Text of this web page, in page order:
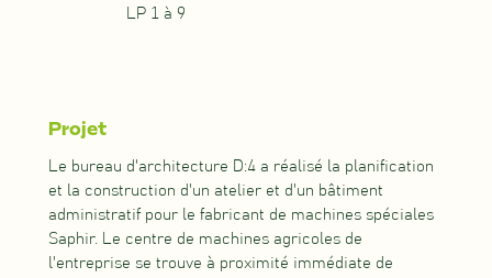
LP 1 à 9
Projet
Le bureau d'architecture D:4 a réalisé la planification
et la construction d'un atelier et d'un bâtiment
administratif pour le fabricant de machines spéciales
Saphir. Le centre de machines agricoles de
l'entreprise se trouve à proximité immédiate de